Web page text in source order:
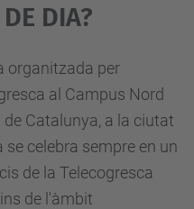
DIA?
organitzada per
al Campus Nord
Catalunya, a la ciutat
celebra sempre en un
de la Telecogresca
de l'àmbit